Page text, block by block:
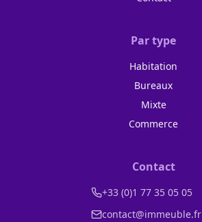
Par type
Habitation
Bureaux
Mixte
Commerce
Contact
+33 (0)1 77 35 05 05
contact@immeuble.fr